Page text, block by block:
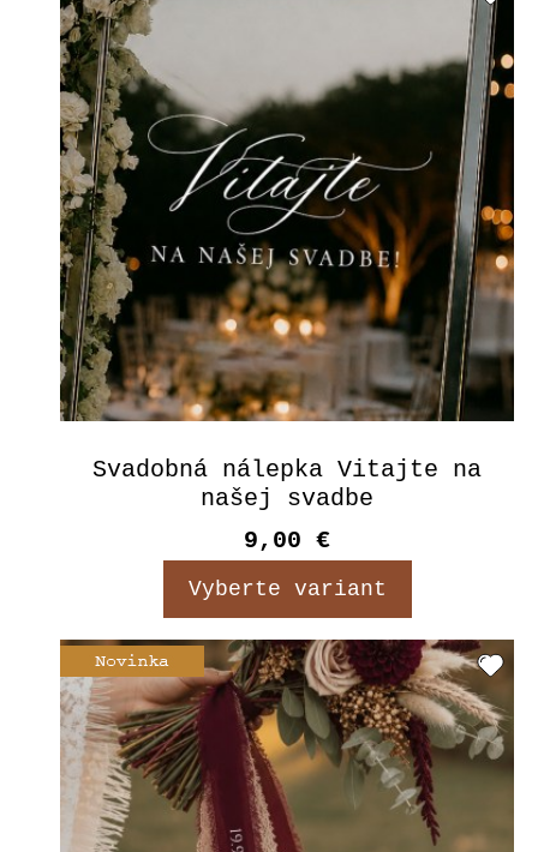
Svadobná nálepka Vitajte na
našej svadbe
9,00 €
Vyberte variant